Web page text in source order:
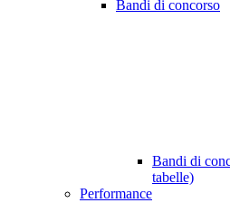
Bandi di concorso
Bandi di
tabelle)
Performance